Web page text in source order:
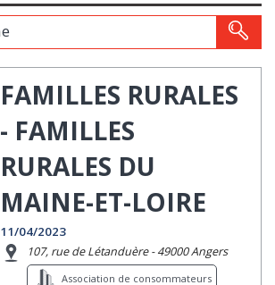
FAMILLES RURALES
- FAMILLES
RURALES DU
MAINE-ET-LOIRE
11/04/2023
107, rue de Létanduère - 49000 Angers
Association de consommateurs